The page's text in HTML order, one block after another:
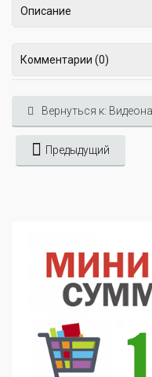
Описание
Комментарии (0)
Вернуться к:
Предыдущий